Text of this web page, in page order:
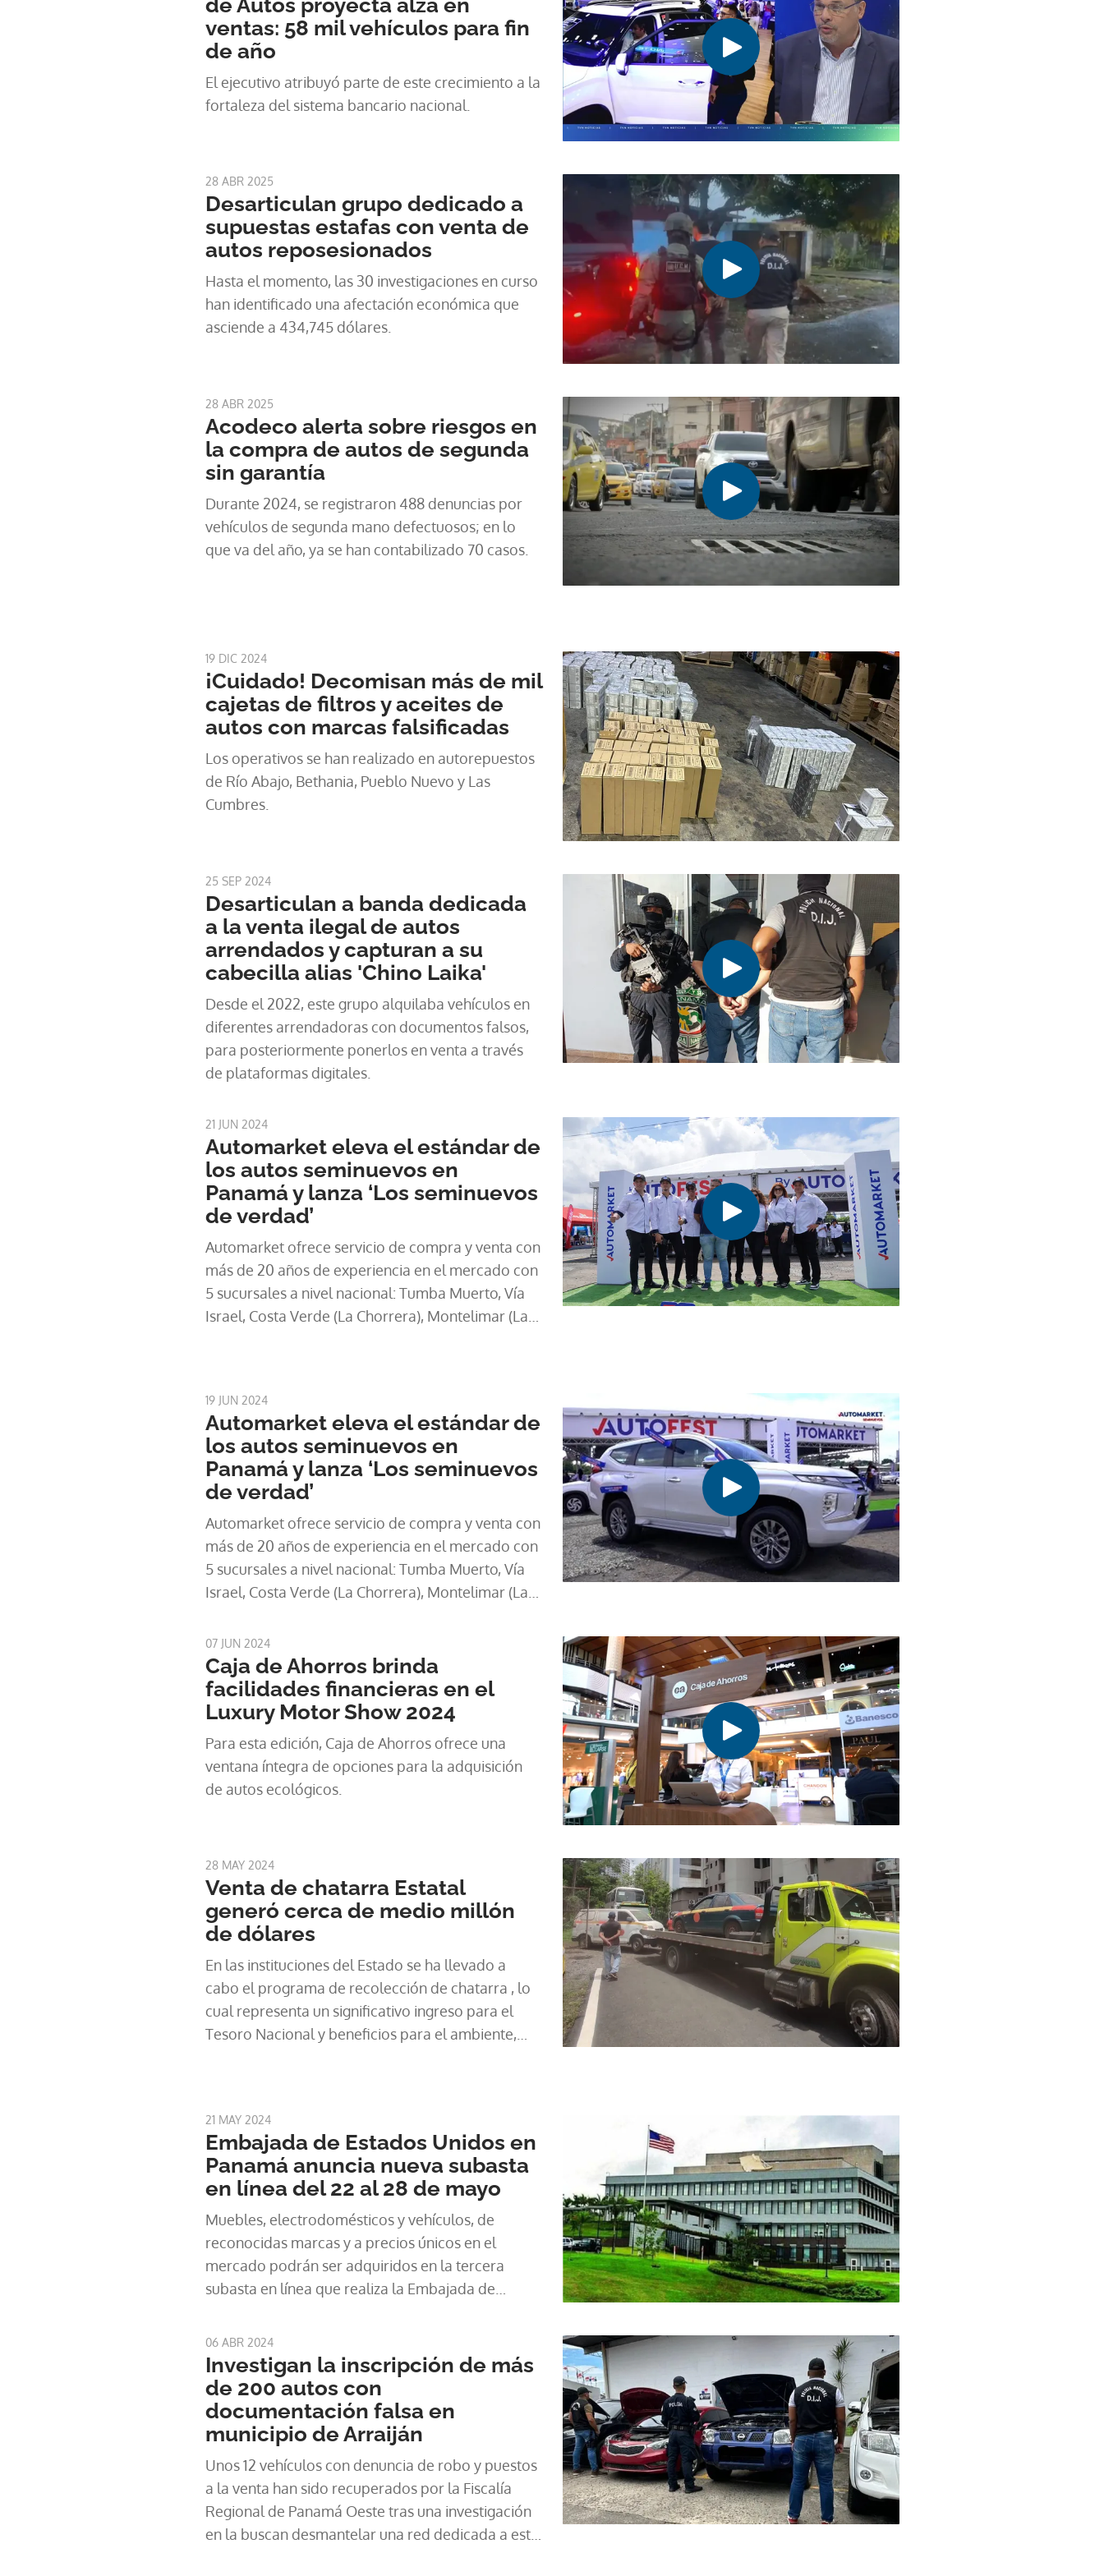
de Autos proyecta alza en
ventas: 58 mil vehículos para fin
de año
El ejecutivo atribuyó parte de este crecimiento a la
fortaleza del sistema bancario nacional.
28 ABR 2025
Desarticulan grupo dedicado a
supuestas estafas con venta de
autos reposesionados
Hasta el momento, las 30 investigaciones en curso
han identificado una afectación económica que
asciende a 434,745 dólares.
28 ABR 2025
Acodeco alerta sobre riesgos en
la compra de autos de segunda
sin garantía
Durante 2024, se registraron 488 denuncias por
vehículos de segunda mano defectuosos; en lo
que va del año, ya se han contabilizado 70 casos.
19 DIC 2024
¡Cuidado! Decomisan más de mil
cajetas de filtros y aceites de
autos con marcas falsificadas
Los operativos se han realizado en autorepuestos
de Río Abajo, Bethania, Pueblo Nuevo y Las
Cumbres.
25 SEP 2024
Desarticulan a banda dedicada
a la venta ilegal de autos
arrendados y capturan a su
cabecilla alias 'Chino Laika'
Desde el 2022, este grupo alquilaba vehículos en
diferentes arrendadoras con documentos falsos,
para posteriormente ponerlos en venta a través
de plataformas digitales.
21 JUN 2024
Automarket eleva el estándar de
los autos seminuevos en
Panamá y lanza ‘Los seminuevos
de verdad’
Automarket ofrece servicio de compra y venta con
más de 20 años de experiencia en el mercado con
5 sucursales a nivel nacional: Tumba Muerto, Vía
Israel, Costa Verde (La Chorrera), Montelimar (La
19 JUN 2024
Automarket eleva el estándar de
los autos seminuevos en
Panamá y lanza ‘Los seminuevos
de verdad’
Automarket ofrece servicio de compra y venta con
más de 20 años de experiencia en el mercado con
5 sucursales a nivel nacional: Tumba Muerto, Vía
Israel, Costa Verde (La Chorrera), Montelimar (La
07 JUN 2024
Caja de Ahorros brinda
facilidades financieras en el
Luxury Motor Show 2024
Para esta edición, Caja de Ahorros ofrece una
ventana íntegra de opciones para la adquisición
de autos ecológicos.
28 MAY 2024
Venta de chatarra Estatal
generó cerca de medio millón
de dólares
En las instituciones del Estado se ha llevado a
cabo el programa de recolección de chatarra , lo
cual representa un significativo ingreso para el
Tesoro Nacional y beneficios para el ambiente,
Economía y Finanzas .
21 MAY 2024
Embajada de Estados Unidos en
Panamá anuncia nueva subasta
en línea del 22 al 28 de mayo
Muebles, electrodomésticos y vehículos, de
reconocidas marcas y a precios únicos en el
mercado podrán ser adquiridos en la tercera
subasta en línea que realiza la Embajada de
06 ABR 2024
Investigan la inscripción de más
de 200 autos con
documentación falsa en
municipio de Arraiján
Unos 12 vehículos con denuncia de robo y puestos
a la venta han sido recuperados por la Fiscalía
Regional de Panamá Oeste tras una investigación
en la buscan desmantelar una red dedicada a este